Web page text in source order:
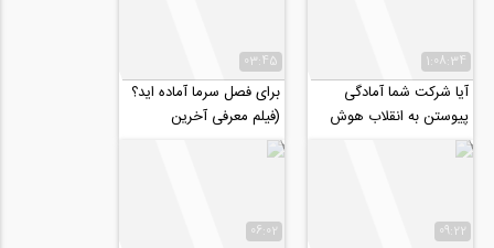
1:08:34
آیا شرکت شما آمادگی
پیوستن به انقلاب هوش
مصنوعی را دارد؟
03:45
برای فصل سرما آماده اید؟
(فیلم معرفی آخرین
تغییرات پروفایل های
حقیقی و شرکتی...
09:22
06:02